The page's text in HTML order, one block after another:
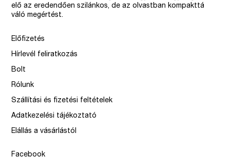
elő az eredendően szilánkos, de az olvastban kompakttá
váló megértést.
Előfizetés
Hírlevél feliratkozás
Bolt
Rólunk
Szállítási és fizetési feltételek
Adatkezelési tájékoztató
Elállás a vásárlástól
Facebook